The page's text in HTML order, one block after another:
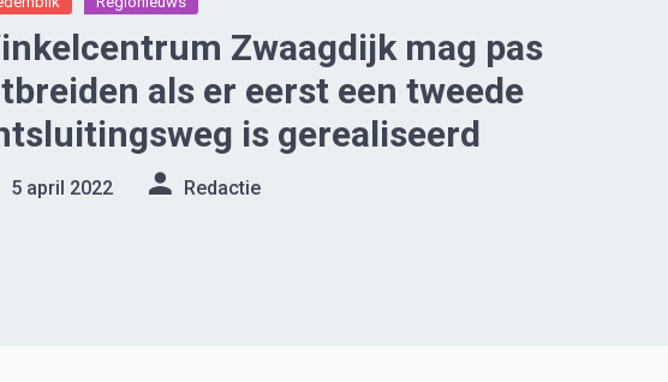
Zwaagdijk mag pas
als er eerst een tweede
is gerealiseerd
5 april 2022 Redactie